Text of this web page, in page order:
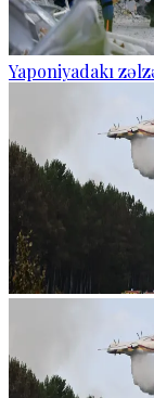
Yaponiyadakı